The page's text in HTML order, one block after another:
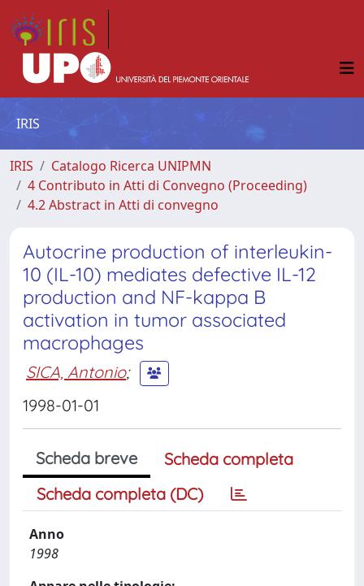
IRIS
IRIS
Catalogo Ricerca UNIPMN
4 Contributo in Atti di Convegno (Proceeding)
4.2 Abstract in Atti di convegno
Autocrine production of interleukin-
10 (IL-10) mediates defective IL-12
production and NF-kappa B
activation in tumor associated
macrophages
SICA, Antonio;
1998-01-01
Scheda breve
Scheda completa
Scheda completa (DC)
Anno
1998